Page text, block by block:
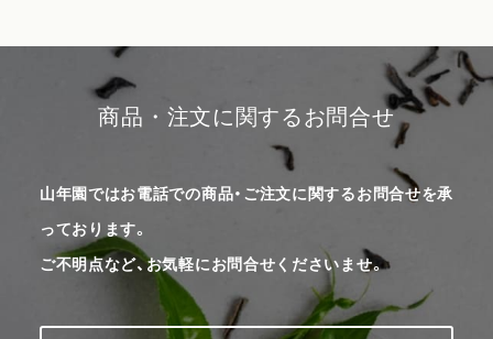
商品・注文に関するお問合せ
山年園ではお電話での商品・ご注文に関するお問合せを承
っております。
ご不明点など、お気軽にお問合せくださいませ。